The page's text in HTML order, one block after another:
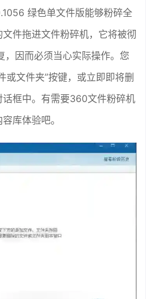
绿色单文件版能够粉碎全
件拖进文件粉碎机，它将被彻
，因而必须当心实际操作。您
或文件夹”按键，或立即即将删
框中。有需要360文件粉碎机
库体验吧。